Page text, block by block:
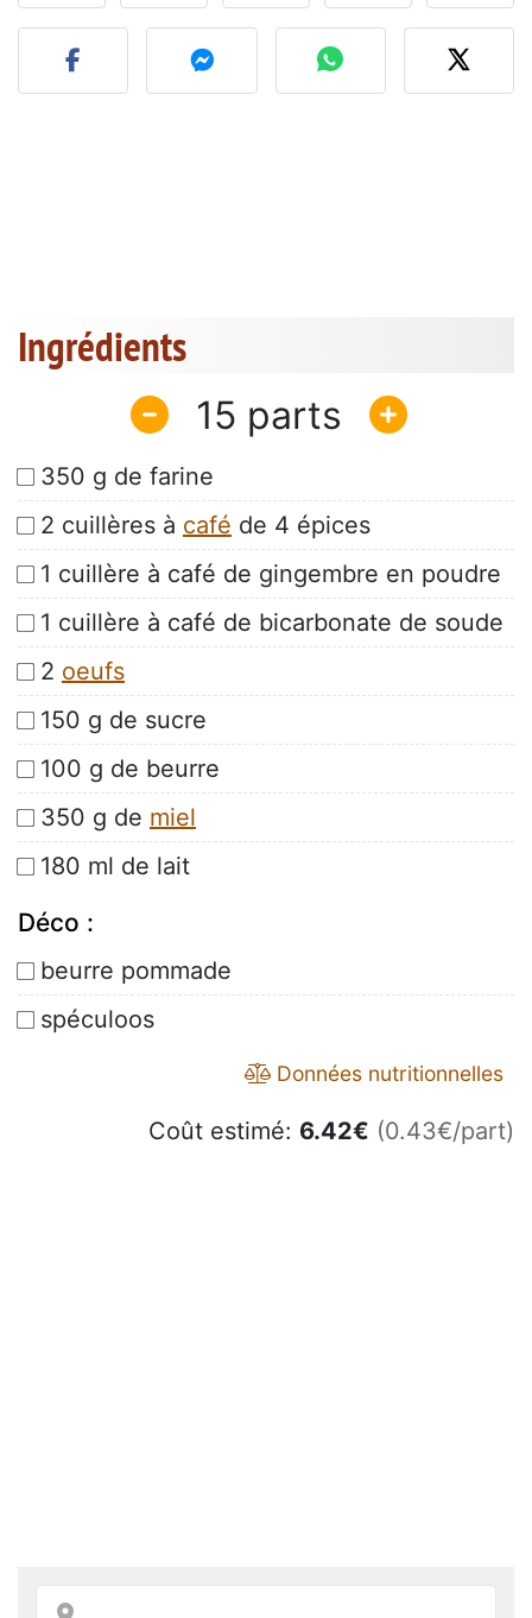
Publier votre photo de
Ingrédients
15
350 g de farine
2 cuillères à café de 4 épices
1 cuillère à café de gingembre en poudre
1 cuillère à café de bicarbonate de soude
2 oeufs
150 g de sucre
100 g de beurre
350 g de miel
180 ml de lait
Déco :
beurre pommade
spéculoos
Données nutritionnelles
Coût estimé: 6.42€ (0.43€/part)